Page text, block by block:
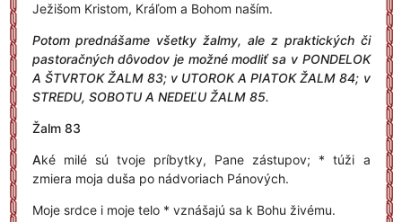
Ježišom Kristom, Kráľom a Bohom naším.
Potom prednášame všetky žalmy, ale z praktických či
pastoračných dôvodov je možné modliť sa v PONDELOK
A ŠTVRTOK ŽALM 83; v UTOROK A PIATOK ŽALM 84; v
STREDU, SOBOTU A NEDEĽU ŽALM 85.
Žalm 83
Aké milé sú tvoje príbytky, Pane zástupov; * túži a
zmiera moja duša po nádvoriach Pánových.
Moje srdce i moje telo * vznášajú sa k Bohu živému.